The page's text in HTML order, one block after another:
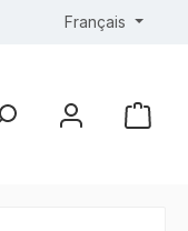
Français